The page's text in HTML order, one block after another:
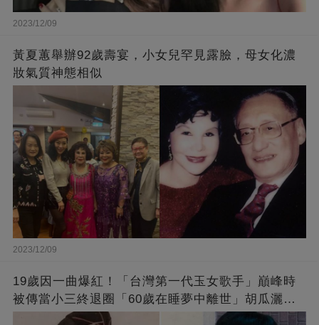
2023/12/09
黃夏蕙舉辦92歲壽宴，小女兒罕見露臉，母女化濃
妝氣質神態相似
2023/12/09
19歲因一曲爆紅！「台灣第一代玉女歌手」巔峰時
被傳當小三終退圈「60歲在睡夢中離世」胡瓜灑淚